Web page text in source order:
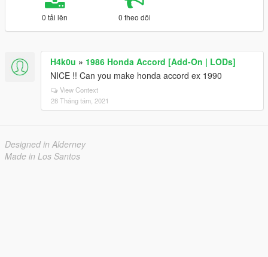
0 tải lên 0 theo dõi
H4k0u » 1986 Honda Accord [Add-On | LODs]
NICE !! Can you make honda accord ex 1990
View Context
28 Tháng tám, 2021
Designed in Alderney
Made in Los Santos